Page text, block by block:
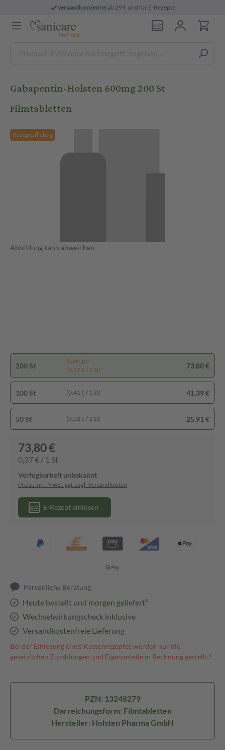
versandkostenfreiab 29 € und für E-Rezepte
Gabapentin-Holsten 600mg 200 St
Filmtabletten
Rezeptpflichtig
Abbildung kann abweichen
200 St
Spartipp
(0,37 € / 1 St)
73,80 €
100 St (0,41 € / 1 St) 41,39 €
50 St (0,52 € / 1 St) 25,91 €
73,80 €
0,37 € / 1 St
Verfügbarkeit unbekannt
Preise inkl. MwSt. ggf. zzgl. Versandkosten
E-Rezept einlösen
Persönliche Beratung
Heute bestellt und morgen geliefert³
Wechselwirkungscheck inklusive
Versandkostenfreie Lieferung
Bei der Einlösung eines Kassenrezeptes werden nur die
gesetzlichen Zuzahlungen und Eigenanteile in Rechnung gestellt.⁴
PZN: 13248279
Darreichungsform: Filmtabletten
Hersteller: Holsten Pharma GmbH